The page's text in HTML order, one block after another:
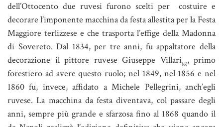
dell’Ottocento due ruvesi furono scelti per costuire e
decorare l’imponente macchina da festa allestita per la Festa
Maggiore terlizzese e che trasporta l’effige della Madonna
di Sovereto. Dal 1834, per tre anni, fu appaltatore della
decorazione il pittore ruvese Giuseppe Villari(6), primo
forestiero ad avere questo ruolo; nel 1849, nel 1856 e nel
1860 fu, invece, affidato a Michele Pellegrini, anch’egli
ruvese. La macchina da festa diventava, col passare degli
anni, sempre più grande e sfarzosa fino al 1868 quando il